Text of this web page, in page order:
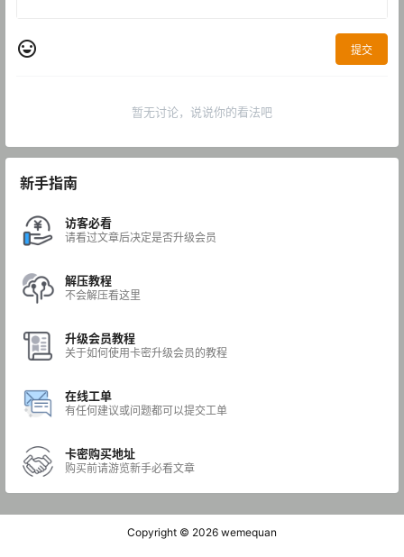
提交
暂无讨论，说说你的看法吧
新手指南
访客必看
请看过文章后决定是否升级会员
解压教程
不会解压看这里
升级会员教程
关于如何使用卡密升级会员的教程
在线工单
有任何建议或问题都可以提交工单
卡密购买地址
购买前请游览新手必看文章
Copyright © 2026 wemequan